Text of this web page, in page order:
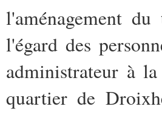
l'aménagement
l'égard des
administrateur à
quartier de